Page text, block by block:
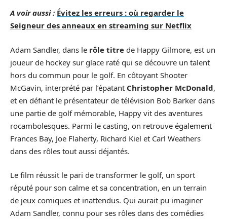
A voir aussi : Évitez les erreurs : où regarder le
Seigneur des anneaux en streaming sur Netflix
Adam Sandler, dans le rôle titre de Happy Gilmore, est un
joueur de hockey sur glace raté qui se découvre un talent
hors du commun pour le golf. En côtoyant Shooter
McGavin, interprété par l’épatant Christopher McDonald,
et en défiant le présentateur de télévision Bob Barker dans
une partie de golf mémorable, Happy vit des aventures
rocambolesques. Parmi le casting, on retrouve également
Frances Bay, Joe Flaherty, Richard Kiel et Carl Weathers
dans des rôles tout aussi déjantés.
Le film réussit le pari de transformer le golf, un sport
réputé pour son calme et sa concentration, en un terrain
de jeux comiques et inattendus. Qui aurait pu imaginer
Adam Sandler, connu pour ses rôles dans des comédies